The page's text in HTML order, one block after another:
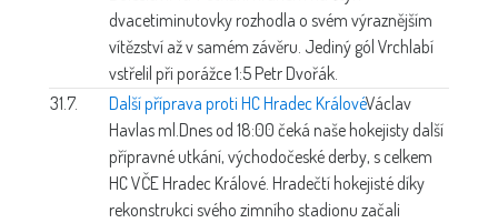
dvacetiminutovky rozhodla o svém výraznějším
vítězství až v samém závěru. Jediný gól Vrchlabí
vstřelil při porážce 1:5 Petr Dvořák.
31.7.
Další příprava proti HC Hradec KrálovéVáclav
Havlas ml. Dnes od 18:00 čeká naše hokejisty další
přípravné utkání, východočeské derby, s celkem
HC VČE Hradec Králové. Hradečtí hokejisté díky
rekonstrukci svého zimního stadionu začali